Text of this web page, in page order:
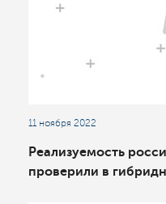
11 ноября 2022
Реализуемость
проверили в